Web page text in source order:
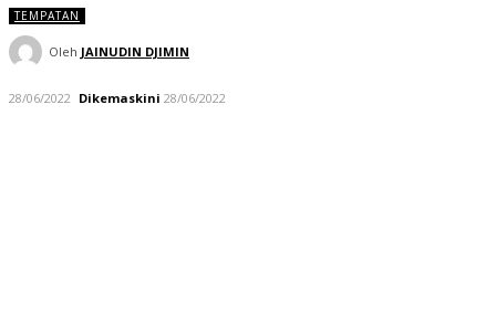
TEMPATAN
Oleh JAINUDIN DJIMIN
28/06/2022 Dikemaskini 28/06/2022